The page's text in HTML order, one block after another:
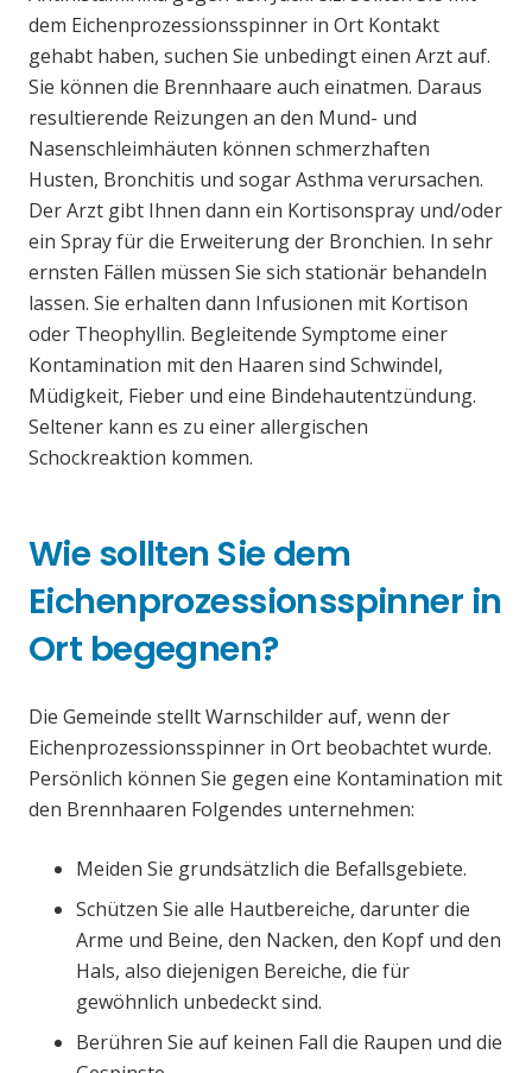
dem Eichenprozessionsspinner in Ort Kontakt
gehabt haben, suchen Sie unbedingt einen Arzt auf.
Sie können die Brennhaare auch einatmen. Daraus
resultierende Reizungen an den Mund- und
Nasenschleimhäuten können schmerzhaften
Husten, Bronchitis und sogar Asthma verursachen.
Der Arzt gibt Ihnen dann ein Kortisonspray und/oder
ein Spray für die Erweiterung der Bronchien. In sehr
ernsten Fällen müssen Sie sich stationär behandeln
lassen. Sie erhalten dann Infusionen mit Kortison
oder Theophyllin. Begleitende Symptome einer
Kontamination mit den Haaren sind Schwindel,
Müdigkeit, Fieber und eine Bindehautentzündung.
Seltener kann es zu einer allergischen
Schockreaktion kommen.
Wie sollten Sie dem
Eichenprozessionsspinner in
Ort begegnen?
Die Gemeinde stellt Warnschilder auf, wenn der
Eichenprozessionsspinner in Ort beobachtet wurde.
Persönlich können Sie gegen eine Kontamination mit
den Brennhaaren Folgendes unternehmen:
Meiden Sie grundsätzlich die Befallsgebiete.
Schützen Sie alle Hautbereiche, darunter die
Arme und Beine, den Nacken, den Kopf und den
Hals, also diejenigen Bereiche, die für
gewöhnlich unbedeckt sind.
Berühren Sie auf keinen Fall die Raupen und die